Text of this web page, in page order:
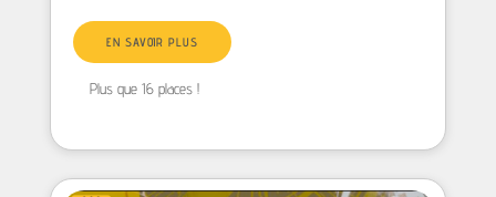
EN SAVOIR PLUS
Plus que 16 places !